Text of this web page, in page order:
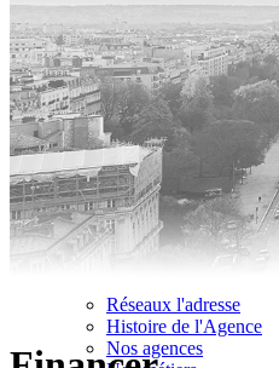
01.64.06.77.77 Se connecter
Notre concept
Notre équipe
Réseaux l'adresse
Histoire de l'Agence
Nos agences